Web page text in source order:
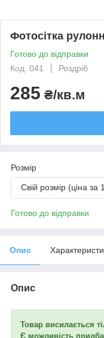
Фотосітка
Готово до відправки
Код: 041
Роздріб
285 ₴/кв.м
Розмір
Свій розмір (ціна за
Готово до відправки
Опис
Опис
Товар висилається
Є можливість